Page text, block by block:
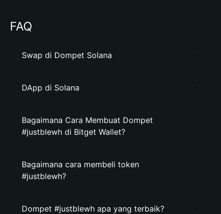
FAQ
Swap di Dompet Solana
DApp di Solana
Bagaimana Cara Membuat Dompet
#justblewh di Bitget Wallet?
Bagaimana cara membeli token
#justblewh?
Dompet #justblewh apa yang terbaik?